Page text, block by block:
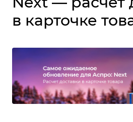
в карточке